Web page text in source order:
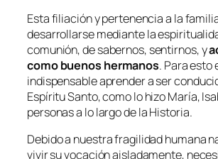
Esta filiación y pertenencia a la
desarrollarse mediante la
comunión, de sabernos, sentirnos, y
como buenos hermanos. Para esto
indispensable aprender a ser
Espíritu Santo, como lo hizo María,
personas a lo largo de la Historia.
Debido a nuestra fragilidad humana
vivir su vocación aisladamente,